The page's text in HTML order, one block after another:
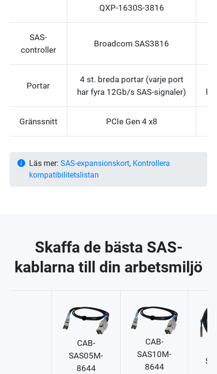
QXP-1630S-3816
SAS-
controller
Broadcom SAS3816
Portar
4 st. breda portar (varje port
har fyra 12Gb/s SAS-signaler)
Gränssnitt PCIe Gen 4 x8
Läs mer: SAS-expansionskort, Kontrollera
kompatibilitetslistan
Skaffa de bästa SAS-
kablarna till din arbetsmiljö
CAB-
SAS05M-
8644
CAB-
SAS10M-
8644